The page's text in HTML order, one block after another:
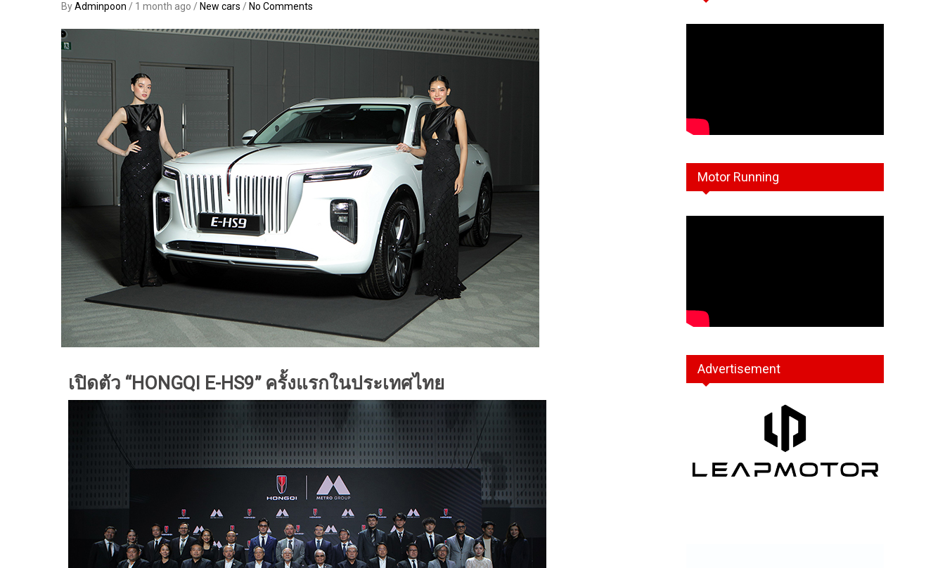
ByAdminpoon / 1 month ago / New cars / No Comments
เปิดตัว “HONGQI E-HS9” ครั้งแรกในประเทศไทย
Motor Running
Advertisement